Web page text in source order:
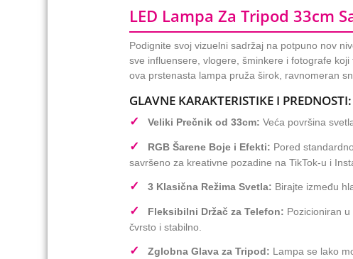
LED Lampa Za Tripod 33cm
Podignite svoj vizuelni sadržaj na potpuno nov
sve influensere, vlogere, šminkere i fotografe
ova prstenasta lampa pruža širok, ravnomeran
GLAVNE KARAKTERISTIKE I PREDNOSTI:
✓ Veliki Prečnik od 33cm: Veća površina
✓ RGB Šarene Boje i Efekti: Pored
savršeno za kreativne pozadine na TikTok-u i
✓ 3 Klasična Režima Svetla: Birajte između
✓ Fleksibilni Držač za Telefon: Pozicioniran
čvrsto i stabilno.
✓ Zglobna Glava za Tripod: Lampa se lako